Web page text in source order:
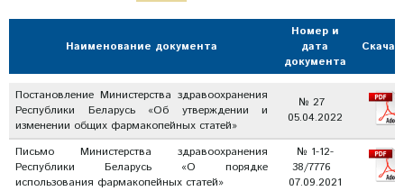
Наименование документа
Номер и
дата
документа
Постановление Министерства здравоохранения
Республики Беларусь «Об утверждении и
изменении общих фармакопейных статей»
№ 27
05.04.2022
Письмо Министерства здравоохранения
Республики Беларусь «О порядке
использования фармакопейных статей»
№ 1-12-
38/7776
07.09.2021